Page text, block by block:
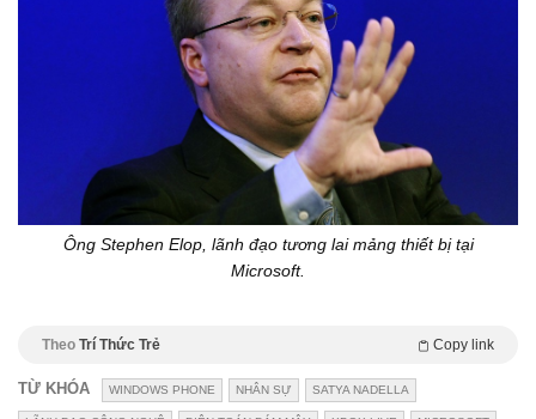
Ông Stephen Elop, lãnh đạo tương lai mảng thiết bị tại
Microsoft.
Theo Trí Thức Trẻ Copy link
TỪ KHÓA WINDOWS PHONE NHÂN SỰ SATYA NADELLA